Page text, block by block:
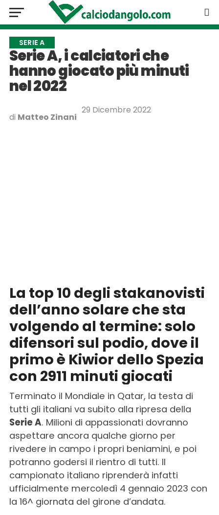
SERIE A
Serie A, i calciatori che
hanno giocato più minuti
nel 2022
di Matteo Zinani
29 Dicembre 2022
La top 10 degli stakanovisti
dell’anno solare che sta
volgendo al termine: solo
difensori sul podio, dove il
primo è Kiwior dello Spezia
con 2911 minuti giocati
Terminato il Mondiale in Qatar, la testa di
tutti gli italiani va subito alla ripresa della
Serie A. Milioni di appassionati dovranno
aspettare ancora qualche giorno per
rivedere in campo i propri beniamini, e poi
potranno godersi il rientro di tutti. Il
campionato italiano riprenderà infatti
ufficialmente mercoledì 4 gennaio 2023 con
la 16^ giornata del girone d’andata.